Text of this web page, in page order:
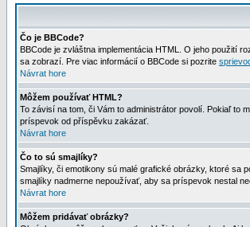
Čo je BBCode?
BBCode je zvláštna implementácia HTML. O jeho použití
sa zobrazí. Pre viac informácií o BBCode si pozrite
Návrat hore
Môžem používať HTML?
To závisí na tom, či Vám to administrátor povolí. Pokiaľ to
príspevok od příspěvku zakázať.
Návrat hore
Čo to sú smajlíky?
Smajlíky, či emotikony sú malé grafické obrázky, ktoré sa
smajlíky nadmerne nepoužívať, aby sa príspevok nestal
Návrat hore
Môžem pridávať obrázky?